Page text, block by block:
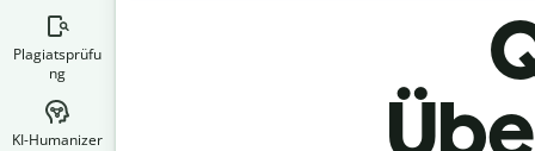
Plagiatsprüfu
ng
KI-Humanizer